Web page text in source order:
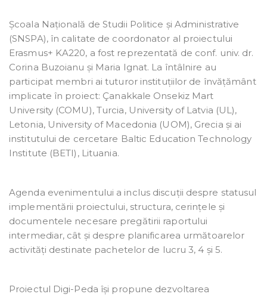
Școala Națională de Studii Politice și Administrative
(SNSPA), în calitate de coordonator al proiectului
Erasmus+ KA220, a fost reprezentată de conf. univ. dr.
Corina Buzoianu și Maria Ignat. La întâlnire au
participat membri ai tuturor instituțiilor de învățământ
implicate în proiect: Çanakkale Onsekiz Mart
University (COMU), Turcia, University of Latvia (UL),
Letonia, University of Macedonia (UOM), Grecia și ai
institutului de cercetare Baltic Education Technology
Institute (BETI), Lituania.
Agenda evenimentului a inclus discuții despre statusul
implementării proiectului, structura, cerințele și
documentele necesare pregătirii raportului
intermediar, cât și despre planificarea următoarelor
activități destinate pachetelor de lucru 3, 4 și 5.
Proiectul Digi-Peda își propune dezvoltarea